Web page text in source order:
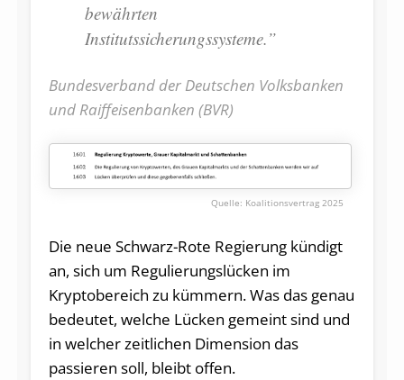
bewährten
Institutssicherungssysteme.”
Bundesverband der Deutschen Volksbanken
und Raiffeisenbanken (BVR)
Koalitionsvertrag 2025
Die neue Schwarz-Rote Regierung kündigt
an, sich um Regulierungslücken im
Kryptobereich zu kümmern. Was das genau
bedeutet, welche Lücken gemeint sind und
in welcher zeitlichen Dimension das
passieren soll, bleibt offen.